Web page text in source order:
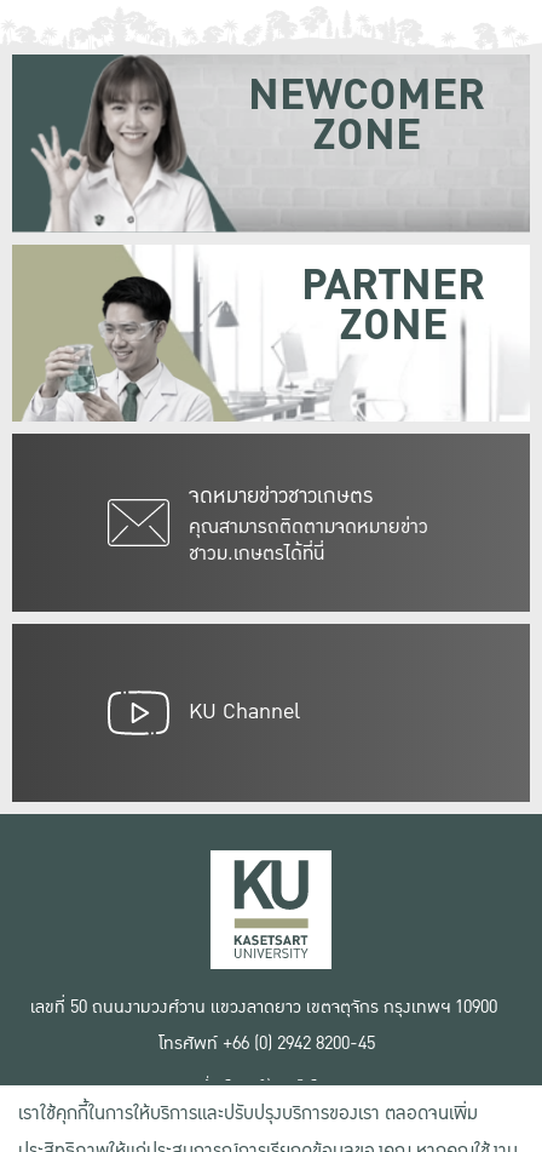
จดหมายข่าวชาวเกษตร
คุณสามารถติดตามจดหมายข่าว
ชาวม.เกษตรได้ที่นี่
NEWCOMER
ZONE
PARTNER
ZONE
KU Channel
เลขที่ 50 ถนนงามวงศ์วาน แขวงลาดยาว เขตจตุจักร กรุงเทพฯ 10900
โทรศัพท์ +66 (0) 2942 8200-45
เงื่อนไขการใช้งานเว็บไซต์
ข้อตกลงด้านสิทธิ์ใช้งาน
นโยบายความเป็นส่วนตัว
เราใช้คุกกี้ในการให้บริการและปรับปรุงบริการของเรา ตลอดจนเพิ่ม